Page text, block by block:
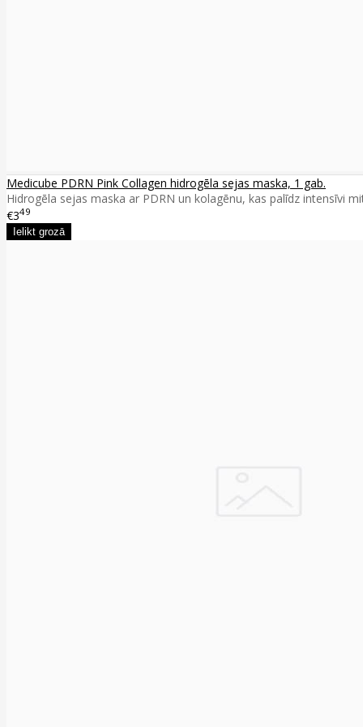
Medicube PDRN Pink Collagen hidrogēla sejas maska, 1 gab.
Hidrogēla sejas maska ar PDRN un kolagēnu, kas palīdz intensīvi
€349